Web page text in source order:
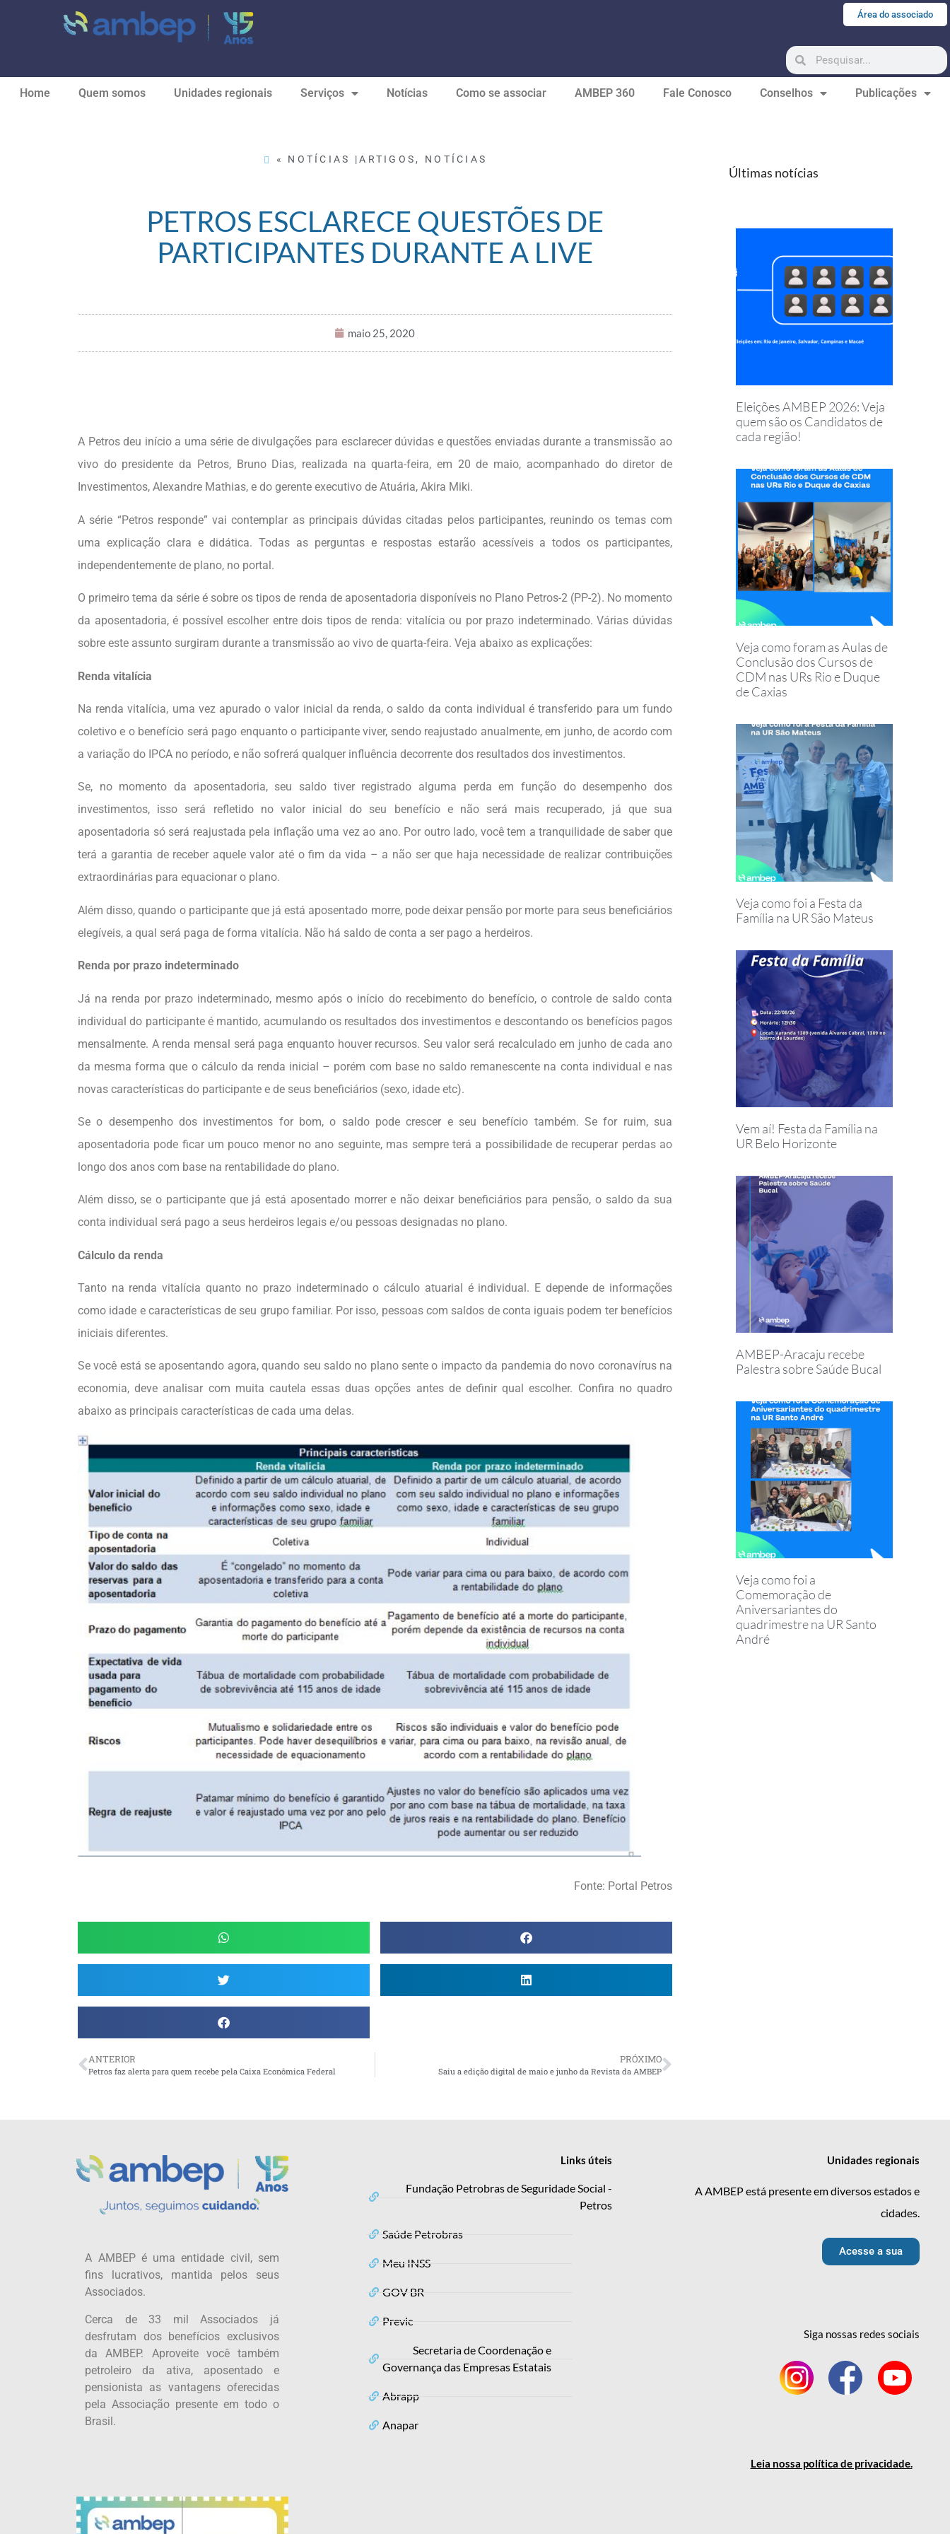
Área do associado
Home Quem somos Unidades regionais Serviços Notícias Como se associar AMBEP 360 Fale Conosco Conselhos Publicações
« NOTÍCIAS |ARTIGOS , NOTÍCIAS
PETROS ESCLARECE QUESTÕES DE
PARTICIPANTES DURANTE A LIVE
maio 25, 2020
A Petros deu início a uma série de divulgações para esclarecer dúvidas e questões enviadas durante a transmissão ao
vivo do presidente da Petros, Bruno Dias, realizada na quarta-feira, em 20 de maio, acompanhado do diretor de
Investimentos, Alexandre Mathias, e do gerente executivo de Atuária, Akira Miki.
A série “Petros responde” vai contemplar as principais dúvidas citadas pelos participantes, reunindo os temas com
uma explicação clara e didática. Todas as perguntas e respostas estarão acessíveis a todos os participantes,
independentemente de plano, no portal.
O primeiro tema da série é sobre os tipos de renda de aposentadoria disponíveis no Plano Petros-2 (PP-2). No momento
da aposentadoria, é possível escolher entre dois tipos de renda: vitalícia ou por prazo indeterminado. Várias dúvidas
sobre este assunto surgiram durante a transmissão ao vivo de quarta-feira. Veja abaixo as explicações:
Renda vitalícia
Na renda vitalícia, uma vez apurado o valor inicial da renda, o saldo da conta individual é transferido para um fundo
coletivo e o benefício será pago enquanto o participante viver, sendo reajustado anualmente, em junho, de acordo com
a variação do IPCA no período, e não sofrerá qualquer influência decorrente dos resultados dos investimentos.
Se, no momento da aposentadoria, seu saldo tiver registrado alguma perda em função do desempenho dos
investimentos, isso será refletido no valor inicial do seu benefício e não será mais recuperado, já que sua
aposentadoria só será reajustada pela inflação uma vez ao ano. Por outro lado, você tem a tranquilidade de saber que
terá a garantia de receber aquele valor até o fim da vida – a não ser que haja necessidade de realizar contribuições
extraordinárias para equacionar o plano.
Além disso, quando o participante que já está aposentado morre, pode deixar pensão por morte para seus beneficiários
elegíveis, a qual será paga de forma vitalícia. Não há saldo de conta a ser pago a herdeiros.
Renda por prazo indeterminado
Já na renda por prazo indeterminado, mesmo após o início do recebimento do benefício, o controle de saldo conta
individual do participante é mantido, acumulando os resultados dos investimentos e descontando os benefícios pagos
mensalmente. A renda mensal será paga enquanto houver recursos. Seu valor será recalculado em junho de cada ano
da mesma forma que o cálculo da renda inicial – porém com base no saldo remanescente na conta individual e nas
novas características do participante e de seus beneficiários (sexo, idade etc).
Se o desempenho dos investimentos for bom, o saldo pode crescer e seu benefício também. Se for ruim, sua
aposentadoria pode ficar um pouco menor no ano seguinte, mas sempre terá a possibilidade de recuperar perdas ao
longo dos anos com base na rentabilidade do plano.
Além disso, se o participante que já está aposentado morrer e não deixar beneficiários para pensão, o saldo da sua
conta individual será pago a seus herdeiros legais e/ou pessoas designadas no plano.
Cálculo da renda
Tanto na renda vitalícia quanto no prazo indeterminado o cálculo atuarial é individual. E depende de informações
como idade e características de seu grupo familiar. Por isso, pessoas com saldos de conta iguais podem ter benefícios
iniciais diferentes.
Se você está se aposentando agora, quando seu saldo no plano sente o impacto da pandemia do novo coronavírus na
economia, deve analisar com muita cautela essas duas opções antes de definir qual escolher. Confira no quadro
abaixo as principais características de cada uma delas.
Fonte: Portal Petros
ANTERIOR
Petros faz alerta para quem recebe pela Caixa Econômica Federal
PRÓXIMO
Saiu a edição digital de maio e junho da Revista da AMBEP
Últimas notícias
Eleições AMBEP 2026: Veja
quem são os Candidatos de
cada região!
Veja como foram as Aulas de
Conclusão dos Cursos de
CDM nas URs Rio e Duque
de Caxias
Veja como foi a Festa da
Família na UR São Mateus
Vem aí! Festa da Família na
UR Belo Horizonte
AMBEP-Aracaju recebe
Palestra sobre Saúde Bucal
Veja como foi a
Comemoração de
Aniversariantes do
quadrimestre na UR Santo
André
A AMBEP é uma entidade civil, sem
fins lucrativos, mantida pelos seus
Associados.
Cerca de 33 mil Associados já
desfrutam dos benefícios exclusivos
da AMBEP. Aproveite você também
petroleiro da ativa, aposentado e
pensionista as vantagens oferecidas
pela Associação presente em todo o
Brasil.
Links úteis
Fundação Petrobras de Seguridade Social -
Petros
Saúde Petrobras
Meu INSS
GOV BR
Previc
Secretaria de Coordenação e
Governança das Empresas Estatais
Abrapp
Anapar
Unidades regionais
A AMBEP está presente em diversos estados e
cidades.
Acesse a sua
Siga nossas redes sociais
Leia nossa política de privacidade.